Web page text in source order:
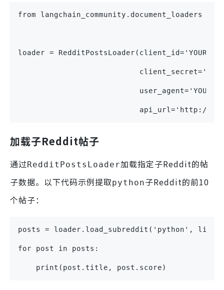
from langchain_community.document_loaders
loader =
api_url='http://
加载子Reddit帖子
通过RedditPostsLoader加载指定子Reddit的帖
子数据。以下代码示例提取python子Reddit的前10
个帖子：
posts = loader.load_subreddit('python',
for post in posts:
    print(post.title, post.score)